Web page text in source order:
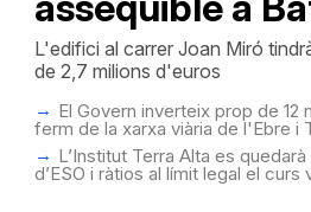
L'edifici al carrer Joan Miró
de 2,7 milions d'euros
El Govern inverteix prop de 12
ferm de la xarxa viària de l'Ebre i
L’Institut Terra Alta es
d’ESO i ràtios al límit legal el curs